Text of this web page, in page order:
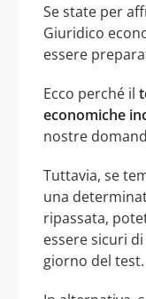
Se state per
Giuridico
essere
Ecco perché il
economiche
nostre
Tuttavia, se
una
ripassata,
essere sicuri
giorno del test.